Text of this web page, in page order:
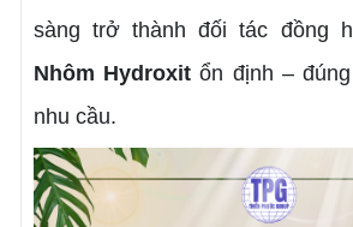
sàng trở thành đối tác đồng
Nhôm Hydroxit ổn định –
nhu cầu.